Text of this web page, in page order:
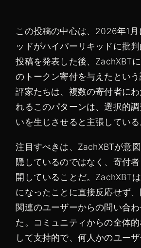
この投稿の中心は、2026年1
ッドがハイパーリキッドに批
投稿を発表した後、ZachXBT
のトークン寄付を与えたとい
評家たちは、複数の寄付者に
れるこのパターンは、選択的
いを生じさせると主張している
注目すべきは、ZachXBTが意
隠しているのではなく、寄付
開していることだ。ZachXBT
になったことに直接反応せず
関連のユーザーからの問い合
た。コミュニティからの全体
して支持的で、何人かのユー